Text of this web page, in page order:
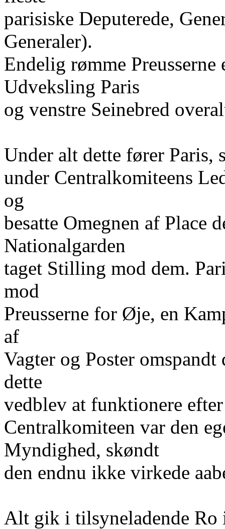
parisiske Deputerede,
Generaler).
Endelig rømme
Udveksling Paris
og venstre Seinebred
Under alt dette fører Paris,
under Centralkomiteens
og
besatte Omegnen af Place
Nationalgarden
taget Stilling mod dem.
mod
Preusserne for Øje, en
af
Vagter og Poster
dette
vedblev at funktionere
Centralkomiteen var den
Myndighed, skøndt
den endnu ikke virkede
Alt gik i tilsyneladende Ro